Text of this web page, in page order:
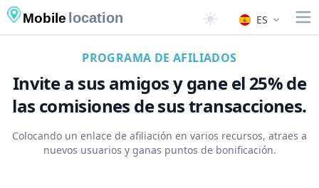
Mobile location ES
PROGRAMA DE AFILIADOS
Invite a sus amigos y gane el 25% de
las comisiones de sus transacciones.
Colocando un enlace de afiliación en varios recursos, atraes a
nuevos usuarios y ganas puntos de bonificación.